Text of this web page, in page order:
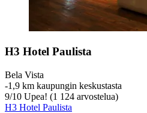
H3 Hotel Paulista
Bela Vista
‐1,9 km kaupungin keskustasta
9/10 Upea! (1 124 arvostelua)
H3 Hotel Paulista